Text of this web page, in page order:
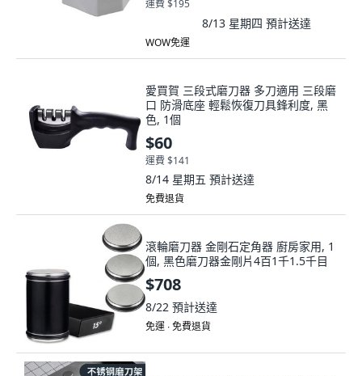
運費 $195
8/13 星期四 預計送達
WOW免運
愛買賀 三段式磨刀器 多刀適用 三段磨
口 防滑底座 輕鬆恢復刀具鋒利度, 黑
色, 1個
$60
運費 $141
8/14 星期五 預計送達
免費退貨
滾輪磨刀器 金剛石定角器 廚房家用, 1
個, 黑色磨刀器金剛片4百1千1.5千目
$708
8/22 預計送達
免運 ∙ 免費退貨